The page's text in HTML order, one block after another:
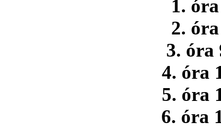
1.
2.
3. óra
4. óra
5. óra
6. óra